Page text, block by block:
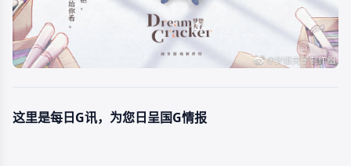
这里是每日G讯，为您日呈国G情报